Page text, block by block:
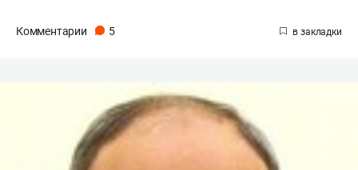
Комментарии 5